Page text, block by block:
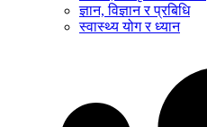
ज्ञान, विज्ञान र प्रबिधि
स्वास्थ्य योग र ध्यान